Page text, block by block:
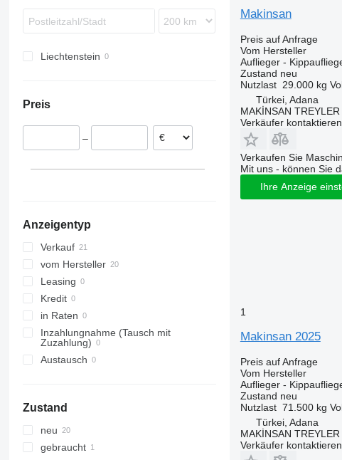
SPR
Liechtenstein
Preis
–
Anzeigentyp
Verkauf
vom Hersteller
Leasing
Kredit
in Raten
Inzahlungnahme (Tausch mit
Zuzahlung)
Austausch
Zustand
neu
gebraucht
Makinsan
Preis auf Anfrage
Vom Hersteller
Auflieger -
Zustand neu
Nutzlast 29.000 kg
Türkei, Adana
MAKİNSAN
Verkäufer kontaktieren
Verkaufen Sie
Mit uns - können Sie
Ihre Anzeige
1
Makinsan 2025
Preis auf Anfrage
Vom Hersteller
Auflieger -
Zustand neu
Nutzlast 71.500 kg
Türkei, Adana
MAKİNSAN
Verkäufer kontaktieren